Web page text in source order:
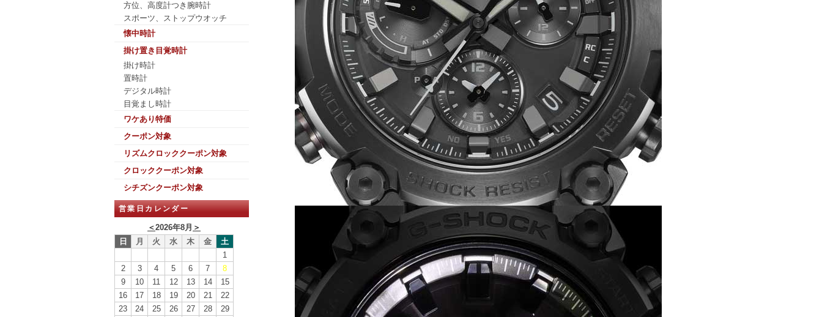
方位、高度計つき腕時計
スポーツ、ストップウオッチ
懐中時計
掛け置き目覚時計
掛け時計
置時計
デジタル時計
目覚まし時計
ワケあり特価
クーポン対象
リズムクロッククーポン対象
クロッククーポン対象
シチズンクーポン対象
営業日カレンダー
＜2026年8月 ＞
日
月 火 水 木 金
土
1
2
3 4 5 6 7
8
9
10 11 12 13 14
15
16
17 18 19 20 21
22
23
24 25 26 27 28
29